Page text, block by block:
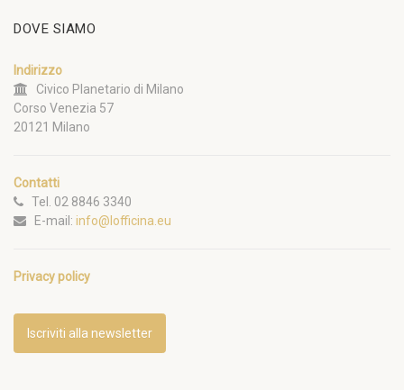
DOVE SIAMO
Indirizzo
Civico Planetario di Milano
Corso Venezia 57
20121 Milano
Contatti
Tel. 02 8846 3340
E-mail: info@lofficina.eu
Privacy policy
Iscriviti alla newsletter